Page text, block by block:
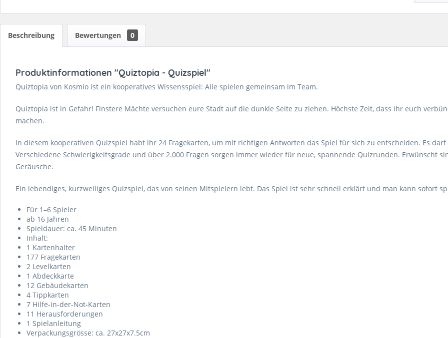
Beschreibung Bewertungen 0
Produktinformationen "Quiztopia - Quizspiel"
Quiztopia von Kosmio ist ein kooperatives Wissensspiel: Alle spielen gemeinsam im Team.
Quiztopia ist in Gefahr! Finstere Mächte versuchen eure Stadt auf die dunkle Seite zu ziehen. Höchste Zeit, dass ihr euch
machen.
In diesem kooperativen Quizspiel habt ihr 24 Fragekarten, um mit richtigen Antworten das Spiel für sich zu entscheiden. Es
Verschiedene Schwierigkeitsgrade und über 2.000 Fragen sorgen immer wieder für neue, spannende Quizrunden. Erwünscht
Geräusche.
Ein lebendiges, kurzweiliges Quizspiel, das von seinen Mitspielern lebt. Das Spiel ist sehr schnell erklärt und man kann sofort
Für 1–6 Spieler
ab 16 Jahren
Spieldauer: ca. 45 Minuten
Inhalt:
1 Kartenhalter
177 Fragekarten
2 Levelkarten
1 Abdeckkarte
12 Gebäudekarten
4 Tippkarten
7 Hilfe-in-der-Not-Karten
11 Herausforderungen
1 Spielanleitung
Verpackungsgrösse: ca. 27x27x7.5cm